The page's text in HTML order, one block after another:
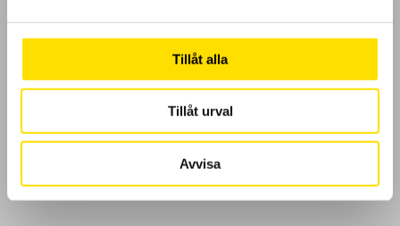
Tillåt alla
Tillåt urval
Avvisa
GDPR
Cookies
Klagomål